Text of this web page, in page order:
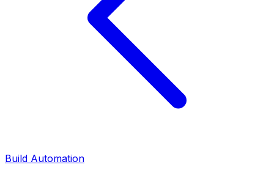
Build Automation